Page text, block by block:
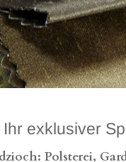
exklusiver
Polsterei,